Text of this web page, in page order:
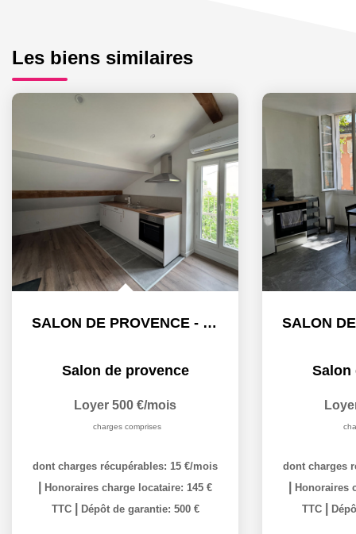
Les biens similaires
SALON DE PROVENCE - STUDIO - 11.16m²
Salon de provence
Loyer 500 €/mois
charges comprises
dont charges récupérables: 15 €/mois
Honoraires charge locataire: 145 €
TTC
Dépôt de garantie: 500 €
Salon
dont charges
Honoraires
TTC